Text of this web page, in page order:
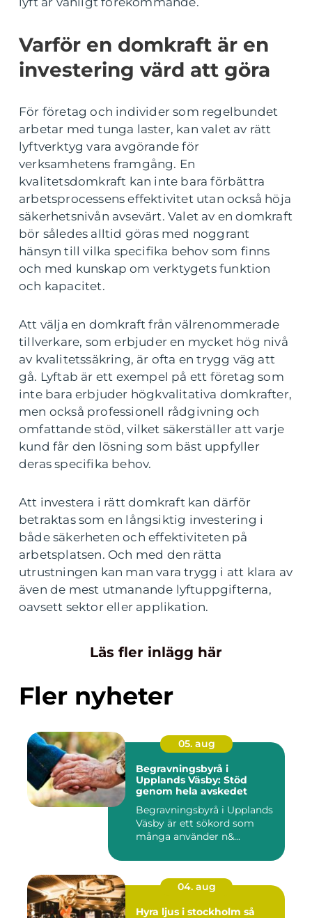
Varför en domkraft är en
investering värd att göra
För företag och individer som regelbundet
arbetar med tunga laster, kan valet av rätt
lyftverktyg vara avgörande för
verksamhetens framgång. En
kvalitetsdomkraft kan inte bara förbättra
arbetsprocessens effektivitet utan också höja
säkerhetsnivån avsevärt. Valet av en domkraft
bör således alltid göras med noggrant
hänsyn till vilka specifika behov som finns
och med kunskap om verktygets funktion
och kapacitet.
Att välja en domkraft från välrenommerade
tillverkare, som erbjuder en mycket hög nivå
av kvalitetssäkring, är ofta en trygg väg att
gå. Lyftab är ett exempel på ett företag som
inte bara erbjuder högkvalitativa domkrafter,
men också professionell rådgivning och
omfattande stöd, vilket säkerställer att varje
kund får den lösning som bäst uppfyller
deras specifika behov.
Att investera i rätt domkraft kan därför
betraktas som en långsiktig investering i
både säkerheten och effektiviteten på
arbetsplatsen. Och med den rätta
utrustningen kan man vara trygg i att klara av
även de mest utmanande lyftuppgifterna,
oavsett sektor eller applikation.
Läs fler inlägg här
Fler nyheter
05. aug
Begravningsbyrå i
Upplands Väsby: Stöd
genom hela avskedet
Begravningsbyrå i Upplands
Väsby är ett sökord som
många använder n&...
04. aug
Hyra ljus i stockholm så